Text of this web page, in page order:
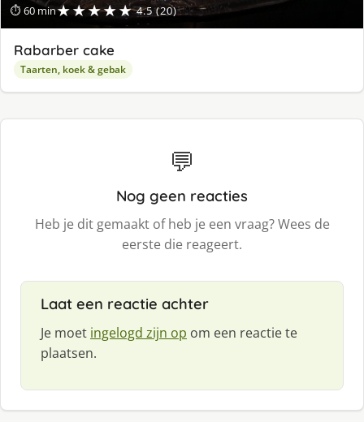
⏱ 60 min★★★★★ 4.5 (20)
Rabarber cake
Taarten, koek & gebak
💬
Nog geen reacties
Heb je dit gemaakt of heb je een vraag? Wees de
eerste die reageert.
Laat een reactie achter
Je moet ingelogd zijn op om een reactie te
plaatsen.